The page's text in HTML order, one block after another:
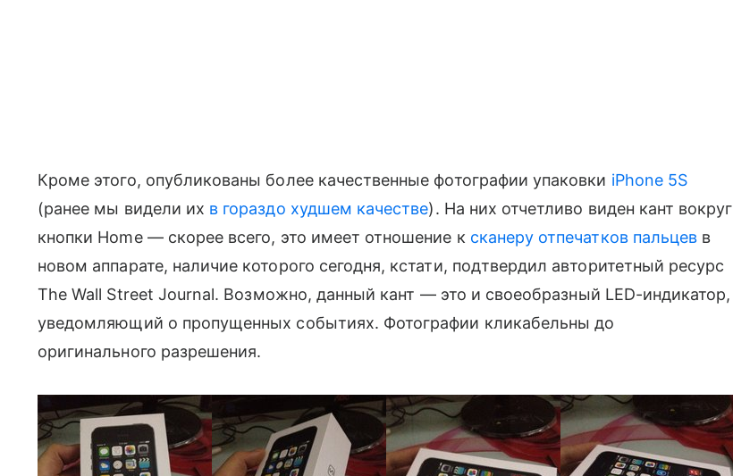
Кроме этого, опубликованы более качественные фотографии упаковки iPhone 5S
(ранее мы видели их в гораздо худшем качестве). На них отчетливо виден кант вокруг
кнопки Home — скорее всего, это имеет отношение к сканеру отпечатков пальцев в
новом аппарате, наличие которого сегодня, кстати, подтвердил авторитетный ресурс
The Wall Street Journal. Возможно, данный кант — это и своеобразный LED-индикатор,
уведомляющий о пропущенных событиях. Фотографии кликабельны до
оригинального разрешения.